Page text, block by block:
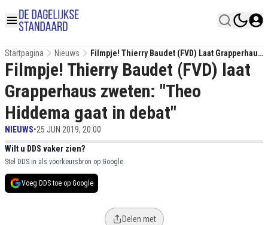
Startpagina Nieuws
Filmpje! Thierry Baudet (FVD) Laat Grapperhaus
Zweten: "Theo Hiddema Gaat In Debat"
Filmpje! Thierry Baudet (FVD) laat
Grapperhaus zweten: "Theo
Hiddema gaat in debat"
NIEUWS•25 JUN 2019, 20:00
Wilt u DDS vaker zien?
Stel DDS in als voorkeursbron op Google.
Voeg DDS toe op Google
Delen met